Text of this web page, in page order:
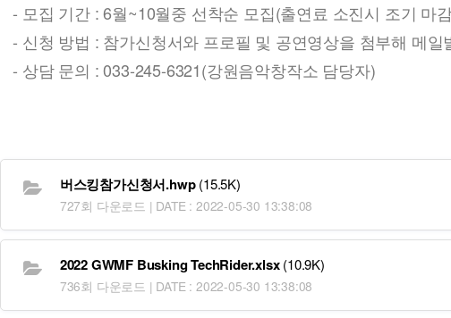
- 모집 기간 : 6월~10월중 선착순 모집(출연료 소진시 조기 마
- 신청 방법 : 참가신청서와 프로필 및 공연영상을 첨부해 메일
- 상담 문의 : 033-245-6321(강원음악창작소 담당자)
버스킹참가신청서.hwp(15.5K)
727회 다운로드 | DATE : 2022-05-30 13:38:08
2022 GWMF Busking TechRider.xlsx(10.9K)
736회 다운로드 | DATE : 2022-05-30 13:38:08